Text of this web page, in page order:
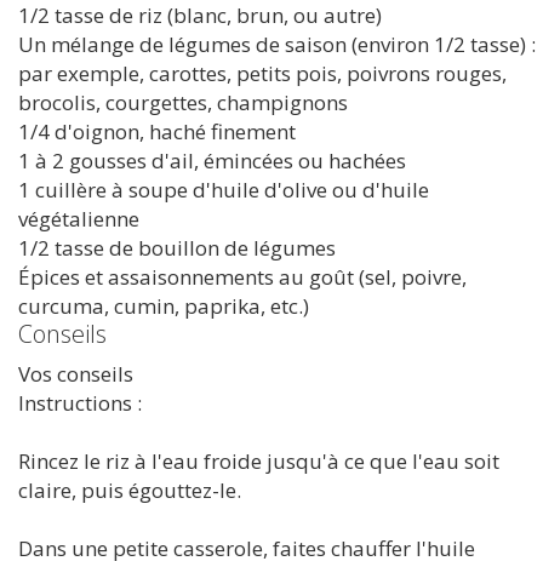
1/2 tasse de riz (blanc, brun, ou autre)
Un mélange de légumes de saison (environ 1/2 tasse) :
par exemple, carottes, petits pois, poivrons rouges,
brocolis, courgettes, champignons
1/4 d'oignon, haché finement
1 à 2 gousses d'ail, émincées ou hachées
1 cuillère à soupe d'huile d'olive ou d'huile
végétalienne
1/2 tasse de bouillon de légumes
Épices et assaisonnements au goût (sel, poivre,
curcuma, cumin, paprika, etc.)
Conseils
Vos conseils
Instructions :
Rincez le riz à l'eau froide jusqu'à ce que l'eau soit
claire, puis égouttez-le.
Dans une petite casserole, faites chauffer l'huile